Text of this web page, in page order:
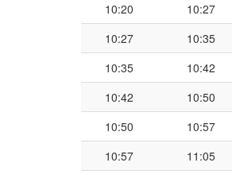
10:20
10:27
10:27
10:35
10:35
10:42
10:42
10:50
10:50
10:57
10:57
11:05